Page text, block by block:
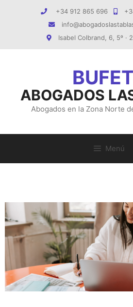
+34 912 865 696
Isabel Colbrand, 6, 5º ·
ABOGADOS
Abogados en la Zona Norte
Menú